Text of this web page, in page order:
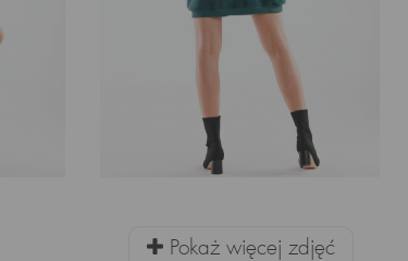
Pokaż więcej zdjęć